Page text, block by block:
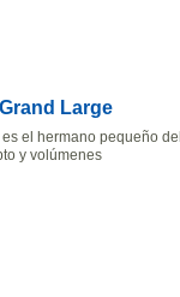
Large
el hermano pequeño
y volúmenes